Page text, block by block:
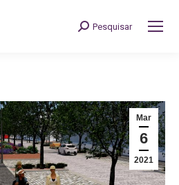
Search:
Pesquisar
Mar
6
2021